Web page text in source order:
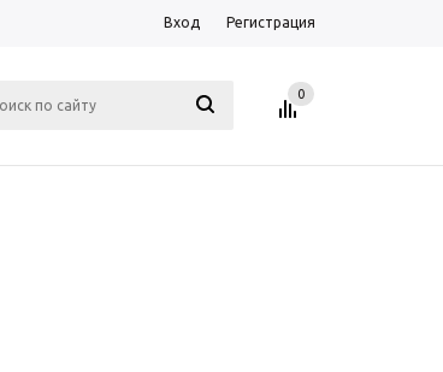
Вход Регистрация
0